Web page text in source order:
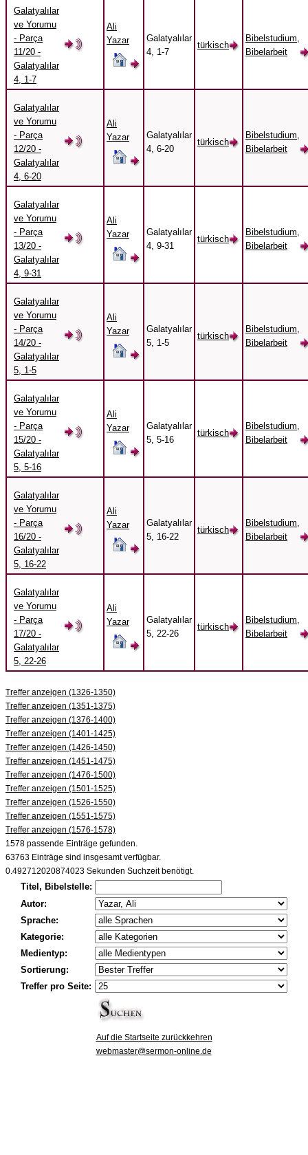
Galatyalılar
ve Yorumu
- Parça
11/20 -
Galatyalılar
4, 1-7
Ali
Yazar
Galatyalılar
4, 1-7
türkisch
Bibelstudium,
Bibelarbeit
Galatyalılar
ve Yorumu
- Parça
12/20 -
Galatyalılar
4, 6-20
Ali
Yazar
Galatyalılar
4, 6-20
türkisch
Bibelstudium,
Bibelarbeit
Galatyalılar
ve Yorumu
- Parça
13/20 -
Galatyalılar
4, 9-31
Ali
Yazar
Galatyalılar
4, 9-31
türkisch
Bibelstudium,
Bibelarbeit
Galatyalılar
ve Yorumu
- Parça
14/20 -
Galatyalılar
5, 1-5
Ali
Yazar
Galatyalılar
5, 1-5
türkisch
Bibelstudium,
Bibelarbeit
Galatyalılar
ve Yorumu
- Parça
15/20 -
Galatyalılar
5, 5-16
Ali
Yazar
Galatyalılar
5, 5-16
türkisch
Bibelstudium,
Bibelarbeit
Galatyalılar
ve Yorumu
- Parça
16/20 -
Galatyalılar
5, 16-22
Ali
Yazar
Galatyalılar
5, 16-22
türkisch
Bibelstudium,
Bibelarbeit
Galatyalılar
ve Yorumu
- Parça
17/20 -
Galatyalılar
5, 22-26
Ali
Yazar
Galatyalılar
5, 22-26
türkisch
Bibelstudium,
Bibelarbeit
Treffer anzeigen (1326-1350)
Treffer anzeigen (1351-1375)
Treffer anzeigen (1376-1400)
Treffer anzeigen (1401-1425)
Treffer anzeigen (1426-1450)
Treffer anzeigen (1451-1475)
Treffer anzeigen (1476-1500)
Treffer anzeigen (1501-1525)
Treffer anzeigen (1526-1550)
Treffer anzeigen (1551-1575)
Treffer anzeigen (1576-1578)
1578 passende Einträge gefunden.
63763 Einträge sind insgesamt verfügbar.
0.492712020874023 Sekunden Suchzeit benötigt.
Titel, Bibelstelle:
Autor:
Sprache:
Kategorie:
Medientyp:
Sortierung:
Treffer pro Seite:
Auf die Startseite zurückkehren
webmaster@sermon-online.de